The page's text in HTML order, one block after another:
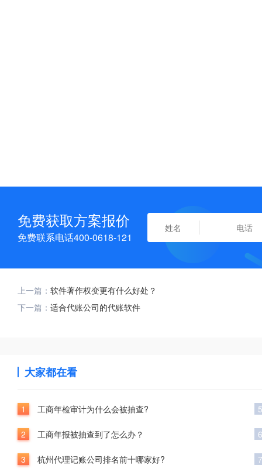
免费获取方案报价
免费联系电话400-0618-121
上一篇： 软件著作权变更有什么好处？
下一篇： 适合代账公司的代账软件
大家都在看
1 工商年检审计为什么会被抽查?
2 工商年报被抽查到了怎么办？
3 杭州代理记账公司排名前十哪家好?
5
6
7